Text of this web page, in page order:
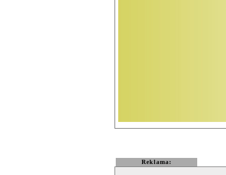
Reklama: